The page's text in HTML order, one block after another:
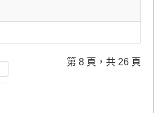
第 8 頁，共 26 頁